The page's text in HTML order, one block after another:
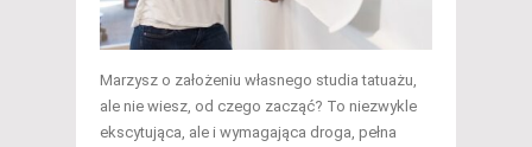
Marzysz o założeniu własnego studia tatuażu,
ale nie wiesz, od czego zacząć? To niezwykle
ekscytująca, ale i wymagająca droga, pełna